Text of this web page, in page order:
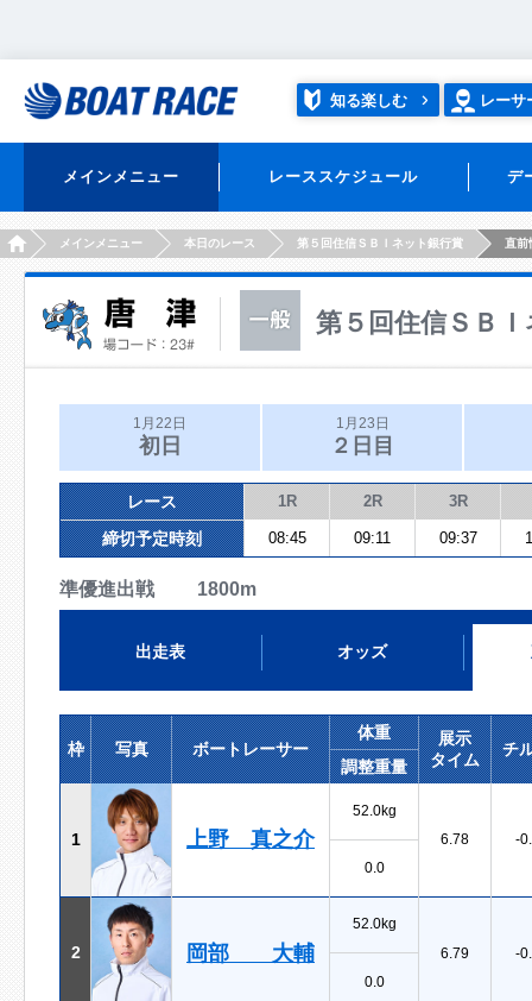
知る楽しむ レーサ
メインメニュー レーススケジュール デ
HOMEメインメニュー 本日のレース 第５回住信ＳＢＩネット銀行賞 直前
第５回住信ＳＢ
1月22日
初日
1月23日
２日目
レース 1R 2R 3R
締切予定時刻 08:45 09:11 09:37
準優進出戦 1800m
出走表 オッズ
枠 写真 ボートレーサー
体重
展示
タイム
チ
調整重量
1 上野 真之介
52.0kg
6.78
-
0.0
2 岡部 大輔
52.0kg
6.79
-
0.0